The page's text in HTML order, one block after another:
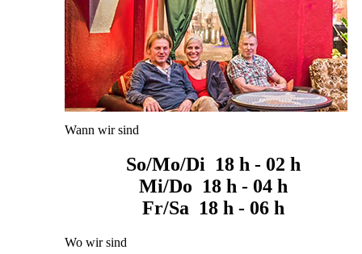
Wann wir sind
So/Mo/Di 18 h - 02 h
Mi/Do 18 h - 04 h
Fr/Sa 18 h - 06 h
Wo wir sind